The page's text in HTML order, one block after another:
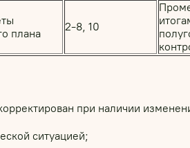
плана
2-8, 10
при наличии
ситуацией;